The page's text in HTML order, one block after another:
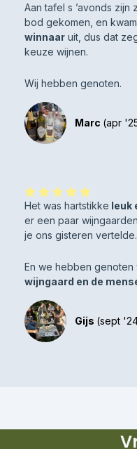
Aan tafel s ’avonds
bod gekomen, en
winnaar uit, dus dat
keuze wijnen.
Wij hebben genoten.
Marc (apr
Het was hartstikke leuk
er een paar
je ons gisteren vertelde.
En we hebben genoten
wijngaard en de
Gijs (sept